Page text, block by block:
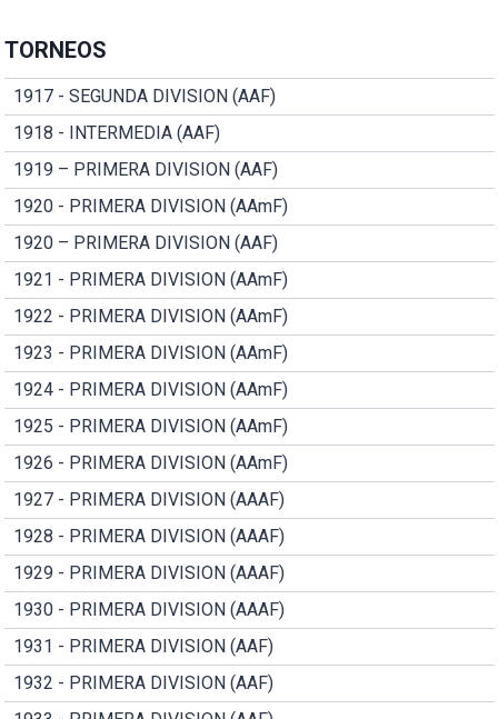
TORNEOS
1917 - SEGUNDA DIVISION (AAF)
1918 - INTERMEDIA (AAF)
1919 – PRIMERA DIVISION (AAF)
1920 - PRIMERA DIVISION (AAmF)
1920 – PRIMERA DIVISION (AAF)
1921 - PRIMERA DIVISION (AAmF)
1922 - PRIMERA DIVISION (AAmF)
1923 - PRIMERA DIVISION (AAmF)
1924 - PRIMERA DIVISION (AAmF)
1925 - PRIMERA DIVISION (AAmF)
1926 - PRIMERA DIVISION (AAmF)
1927 - PRIMERA DIVISION (AAAF)
1928 - PRIMERA DIVISION (AAAF)
1929 - PRIMERA DIVISION (AAAF)
1930 - PRIMERA DIVISION (AAAF)
1931 - PRIMERA DIVISION (AAF)
1932 - PRIMERA DIVISION (AAF)